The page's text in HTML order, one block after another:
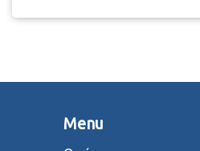
Menu